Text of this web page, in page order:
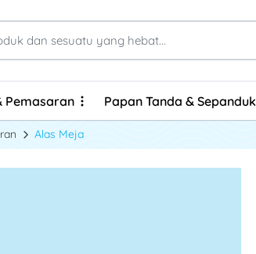
Pemasaran
Pemasaran Papan Tanda & Sepanduk
Papan Tanda & Sepanduk
Alas Meja